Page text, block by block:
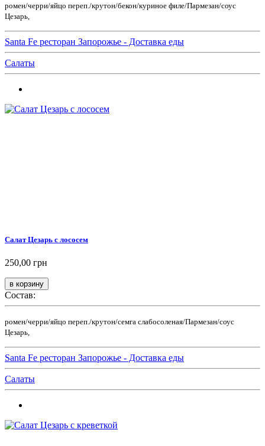
ромен/черри/яйцо переп./крутон/бекон/куриное филе/Пармезан/соус
Цезарь,
Santa Fe ресторан Запорожье - Доставка еды
Салаты
Салат Цезарь с лососем
250,00 грн
Состав:
ромен/черри/яйцо переп./крутон/семга слабосоленая/Пармезан/соус
Цезарь,
Santa Fe ресторан Запорожье - Доставка еды
Салаты